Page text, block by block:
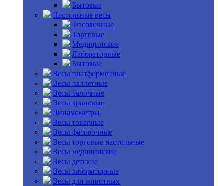
Бытовые
Настольные весы
Фасовочные
Торговые
Медицинские
Лабораторные
Бытовые
Весы платформенные
Весы паллетные
Весы балочные
Весы крановые
Динамометры
Весы товарные
Весы фасовочные
Весы торговые настольные
Весы медицинские
Весы детские
Весы лабораторные
Весы для животных